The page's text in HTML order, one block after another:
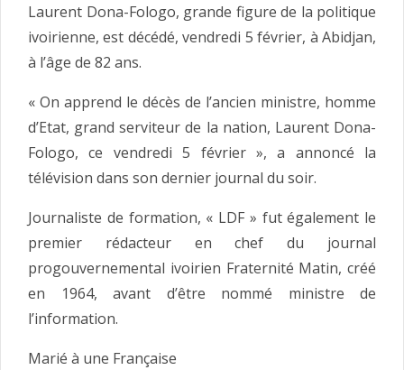
Laurent Dona-Fologo, grande figure de la politique
ivoirienne, est décédé, vendredi 5 février, à Abidjan,
à l’âge de 82 ans.
« On apprend le décès de l’ancien ministre, homme
d’Etat, grand serviteur de la nation, Laurent Dona-
Fologo, ce vendredi 5 février », a annoncé la
télévision dans son dernier journal du soir.
Journaliste de formation, « LDF » fut également le
premier rédacteur en chef du journal
progouvernemental ivoirien Fraternité Matin, créé
en 1964, avant d’être nommé ministre de
l’information.
Marié à une Française